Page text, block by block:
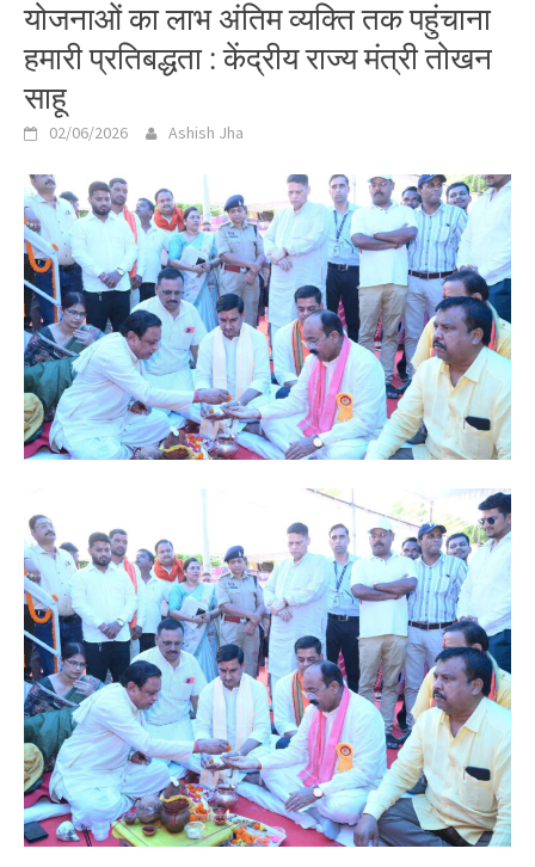
योजनाओं का लाभ अंतिम व्यक्ति तक पहुंचाना
हमारी प्रतिबद्धता : केंद्रीय राज्य मंत्री तोखन
साहू
02/06/2026 Ashish Jha